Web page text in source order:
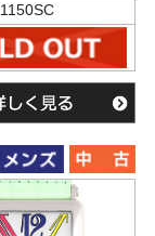
1150SC